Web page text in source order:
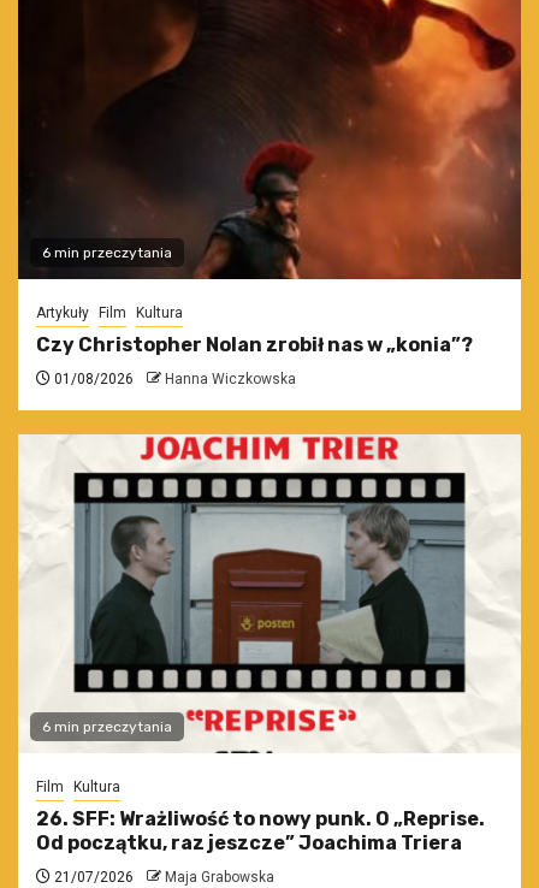
6 min przeczytania
Artykuły Film Kultura
Czy Christopher Nolan zrobił nas w „konia”?
01/08/2026 Hanna Wiczkowska
6 min przeczytania
Film Kultura
26. SFF: Wrażliwość to nowy punk. O „Reprise.
Od początku, raz jeszcze” Joachima Triera
21/07/2026 Maja Grabowska